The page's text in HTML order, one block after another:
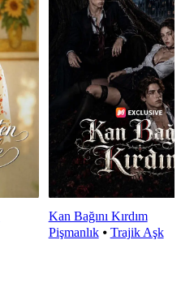
Kan Bağını Kırdım
Pişmanlık⦁ Trajik Aşk